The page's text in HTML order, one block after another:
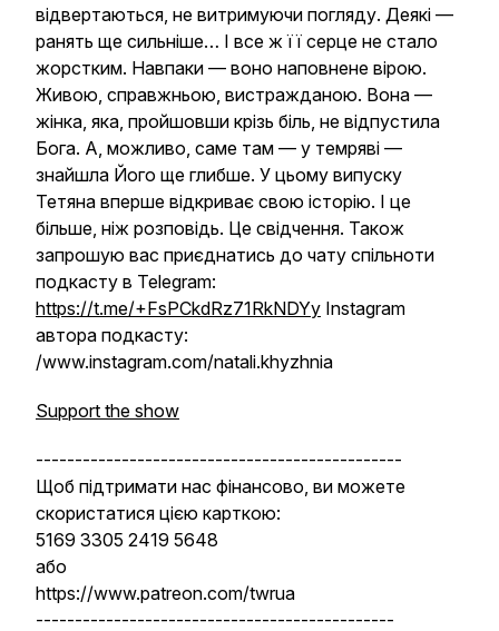
відвертаються, не витримуючи погляду. Деякі —
ранять ще сильніше… І все ж її серце не стало
жорстким. Навпаки — воно наповнене вірою.
Живою, справжньою, вистражданою. Вона —
жінка, яка, пройшовши крізь біль, не відпустила
Бога. А, можливо, саме там — у темряві —
знайшла Його ще глибше. У цьому випуску
Тетяна вперше відкриває свою історію. І це
більше, ніж розповідь. Це свідчення. Також
запрошую вас приєднатись до чату спільноти
подкасту в Telegram:
https://t.me/+FsPCkdRz71RkNDYy Instagram
автора подкасту:
/www.instagram.com/natali.khyzhnia
Support the show
-----------------------------------------------
Щоб підтримати нас фінансово, ви можете
скористатися цією карткою:
5169 3305 2419 5648
або
https://www.patreon.com/twrua
----------------------------------------------